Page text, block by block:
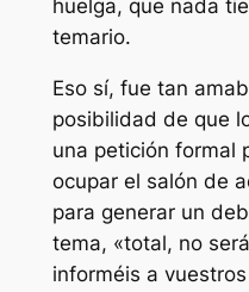
huelga, que nada
temario.
Eso sí, fue tan
posibilidad de que
una petición formal
ocupar el salón de
para generar un
tema, «total, no
informéis a